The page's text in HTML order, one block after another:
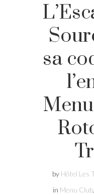
sa
by Hôtel Les
in Menu Club